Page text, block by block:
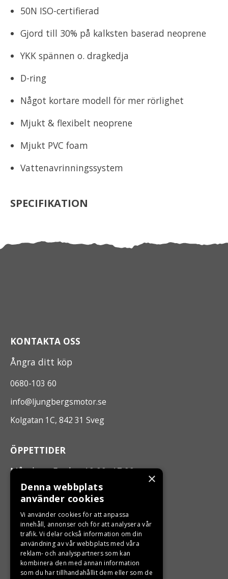
50N ISO-certifierad
Gjord till 30% på kalksten baserad neoprene
YKK spännen o. dragkedja
D-ring
Något kortare modell för mer rörlighet
Mjukt & flexibelt neoprene
Mjukt PVC foam
Vattenavrinningssystem
SPECIFIKATION
KONTAKTA OSS
Ångra ditt köp
0680-103 60
info@ljungbergsmotor.se
Kolgatan 1C, 842 31 Sveg
ÖPPETTIDER
Måndag - Fredag 10.00 -17.00
LJUNGBERGS MOTOR
Din BRP återförsäljare i Sveg!
×
Denna webbplats
använder cookies
Vi använder cookies för att anpassa
innehåll, annonser och för att analysera vår
trafik. Vi delar också information om din
användning av vår webbplats med våra
reklam- och analyspartners som kan
kombinera den med annan information
som du har tillhandahållit dem eller som de